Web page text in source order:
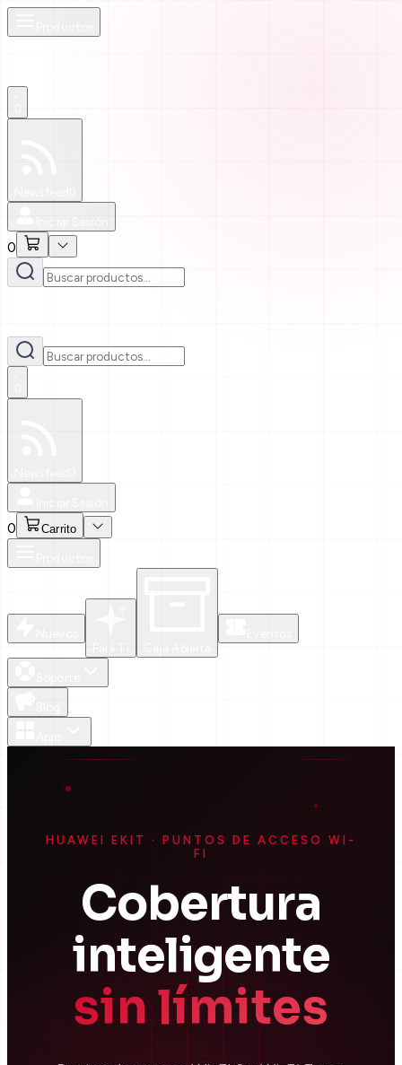
0
0
0 Carrito
Para Ti
Caja Abierta
HUAWEI EKIT · PUNTOS DE ACCESO WI-
FI
Cobertura
inteligente
sin límites